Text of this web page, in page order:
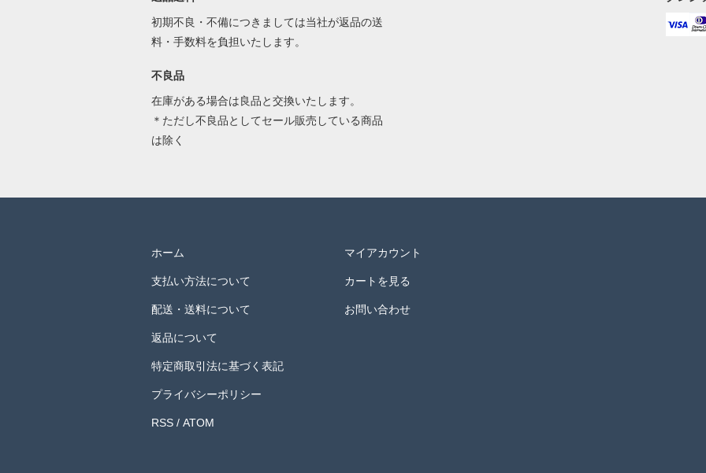
初期不良・不備につきましては当社が返品の送
料・手数料を負担いたします。
不良品
在庫がある場合は良品と交換いたします。
＊ただし不良品としてセール販売している商品
は除く
ホーム
支払い方法について
配送・送料について
返品について
特定商取引法に基づく表記
プライバシーポリシー
RSS/ ATOM
マイアカウント
カートを見る
お問い合わせ